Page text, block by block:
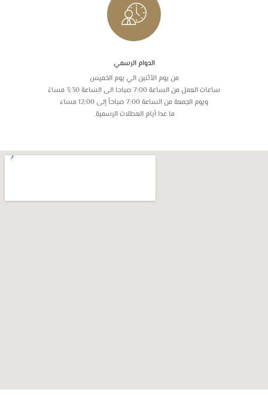
الدوام الرسمي
من يوم الأثنين الي يوم الخميس
ساعات العمل من الساعة 7:00 صباحا الى الساعة 3:30 مساءً
ويوم الجمعة من الساعة 7:00 صباحاً إلى 12:00 مساءَ
ما عدا أيام العطلات الرسمية.